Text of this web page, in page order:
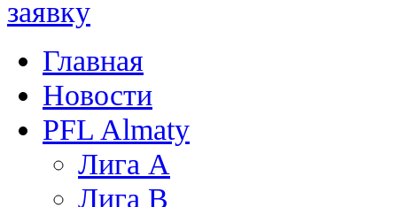
Главная
Новости
PFL Almaty
Лига A
Лига В